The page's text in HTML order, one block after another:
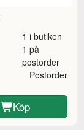
1 i butiken
1 på
postorder
Postorder
Köp